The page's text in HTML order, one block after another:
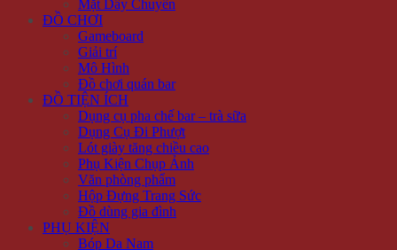
Mặt Dây Chuyền
ĐỒ CHƠI
Gameboard
Giải trí
Mô Hình
Đồ chơi quán bar
ĐỒ TIỆN ÍCH
Dụng cụ pha chế bar – trà sữa
Dụng Cụ Đi Phượt
Lót giày tăng chiều cao
Phụ Kiện Chụp Ảnh
Văn phòng phẩm
Hộp Đựng Trang Sức
Đồ dùng gia đình
PHỤ KIỆN
Bóp Da Nam